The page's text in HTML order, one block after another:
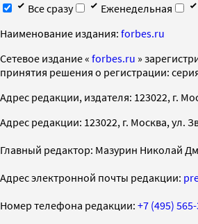
Все сразу
Еженедельная
Наименование издания: forbes.ru
Cетевое издание « forbes.ru »
принятия решения о регистрации:
Адрес редакции, издателя: 123022, г.
Адрес редакции: 123022, г. Москва, ул.
Главный редактор: Мазурин Николай
Адрес электронной почты редакции:
Номер телефона редакции: +7 (495)